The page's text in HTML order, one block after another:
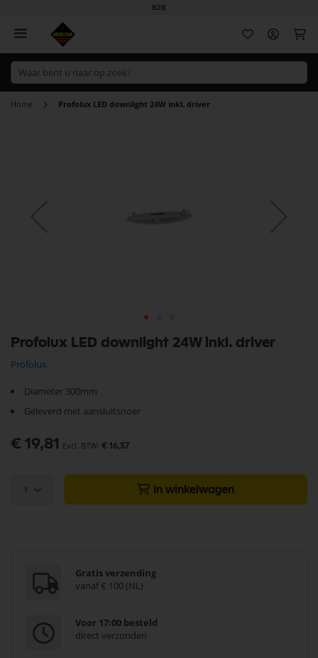
B2B
Home Profolux LED downlight 24W inkl. driver
Profolux LED downlight 24W inkl. driver
Profolux
Diameter 300mm
Geleverd met aansluitsnoer
€ 19,81 € 16,37
1 In winkelwagen
Gratis verzending
vanaf € 100 (NL)
Voor 17:00 besteld
direct verzonden
naar
het
begin
de
afbeeldingen-